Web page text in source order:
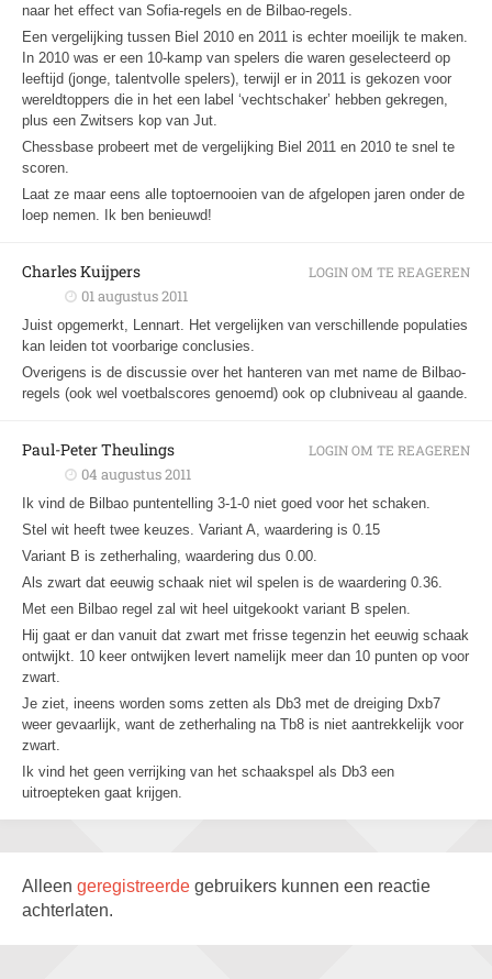
naar het effect van Sofia-regels en de Bilbao-regels.
Een vergelijking tussen Biel 2010 en 2011 is echter moeilijk te maken.
In 2010 was er een 10-kamp van spelers die waren geselecteerd op
leeftijd (jonge, talentvolle spelers), terwijl er in 2011 is gekozen voor
wereldtoppers die in het een label ‘vechtschaker’ hebben gekregen,
plus een Zwitsers kop van Jut.
Chessbase probeert met de vergelijking Biel 2011 en 2010 te snel te
scoren.
Laat ze maar eens alle toptoernooien van de afgelopen jaren onder de
loep nemen. Ik ben benieuwd!
Charles Kuijpers
01 augustus 2011
Juist opgemerkt, Lennart. Het vergelijken van verschillende populaties
kan leiden tot voorbarige conclusies.
Overigens is de discussie over het hanteren van met name de Bilbao-
regels (ook wel voetbalscores genoemd) ook op clubniveau al gaande.
LOGIN OM TE REAGEREN
Paul-Peter Theulings
04 augustus 2011
Ik vind de Bilbao puntentelling 3-1-0 niet goed voor het schaken.
Stel wit heeft twee keuzes. Variant A, waardering is 0.15
Variant B is zetherhaling, waardering dus 0.00.
Als zwart dat eeuwig schaak niet wil spelen is de waardering 0.36.
Met een Bilbao regel zal wit heel uitgekookt variant B spelen.
Hij gaat er dan vanuit dat zwart met frisse tegenzin het eeuwig schaak
ontwijkt. 10 keer ontwijken levert namelijk meer dan 10 punten op voor
zwart.
Je ziet, ineens worden soms zetten als Db3 met de dreiging Dxb7
weer gevaarlijk, want de zetherhaling na Tb8 is niet aantrekkelijk voor
zwart.
Ik vind het geen verrijking van het schaakspel als Db3 een
uitroepteken gaat krijgen.
LOGIN OM TE REAGEREN
Alleen geregistreerde gebruikers kunnen een reactie
achterlaten.